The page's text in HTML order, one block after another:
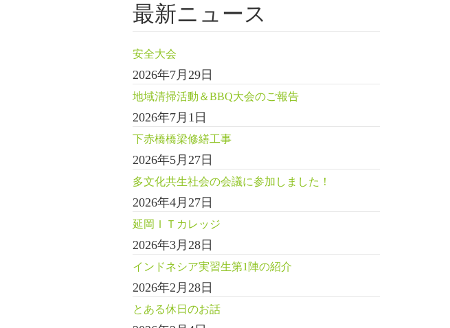
最新ニュース
安全大会
2026年7月29日
地域清掃活動＆BBQ大会のご報告
2026年7月1日
下赤橋橋梁修繕工事
2026年5月27日
多文化共生社会の会議に参加しました！
2026年4月27日
延岡ＩＴカレッジ
2026年3月28日
インドネシア実習生第1陣の紹介
2026年2月28日
とある休日のお話